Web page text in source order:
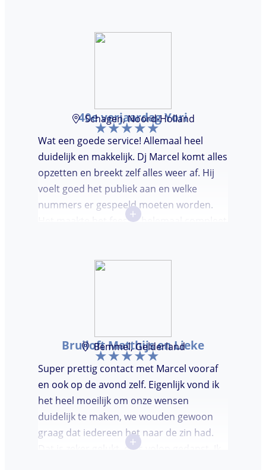
40e verjaardag Yori
Schagen, Noord-Holland
Wat een goede service! Allemaal heel
duidelijk en makkelijk. Dj Marcel komt alles
opzetten en breekt zelf alles weer af. Hij
voelt goed het publiek aan en welke
nummers er gespeeld moeten worden.
Het maakte het feestje helemaal compleet
+
Bruiloft Matthijs en Lieke
Bemmel, Gelderland
Super prettig contact met Marcel vooraf
en ook op de avond zelf. Eigenlijk vond ik
het heel moeilijk om onze wensen
duidelijk te maken, we wouden gewoon
graag dat iedereen het naar de zin had.
Dat is zeker gelukt, er is volop gedanst. Ik
+